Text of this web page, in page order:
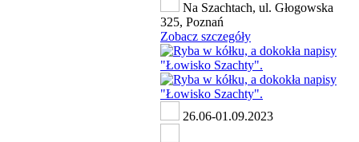
Na Szachtach, ul. Głogowska
325, Poznań
Zobacz szczegóły
26.06-01.09.2023